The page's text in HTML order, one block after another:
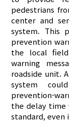
pedestrians
center and
system. This
prevention
the local
warning
roadside unit.
system
prevention-
the delay time
standard, even